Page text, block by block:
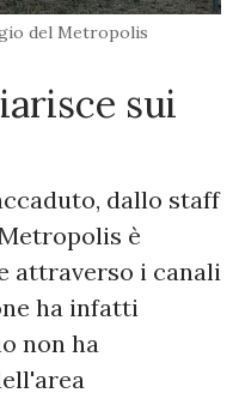
del Metropolis
sui
dallo staff
è
attraverso i canali
ha infatti
non ha